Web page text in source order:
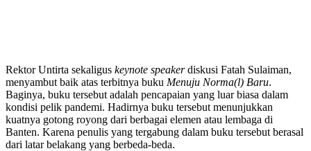
Rektor Untirta sekaligus keynote speakerdiskusi Fatah Sulaiman,
menyambut baik atas terbitnya buku Menuju Norma(l) Baru.
Baginya, buku tersebut adalah pencapaian yang luar biasa dalam
kondisi pelik pandemi. Hadirnya buku tersebut menunjukkan
kuatnya gotong royong dari berbagai elemen atau lembaga di
Banten. Karena penulis yang tergabung dalam buku tersebut berasal
dari latar belakang yang berbeda-beda.